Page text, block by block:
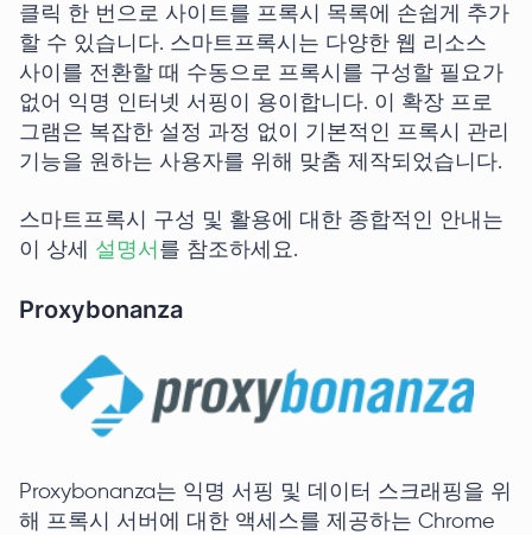
클릭 한 번으로 사이트를 프록시 목록에 손쉽게 추가
할 수 있습니다. 스마트프록시는 다양한 웹 리소스
사이를 전환할 때 수동으로 프록시를 구성할 필요가
없어 익명 인터넷 서핑이 용이합니다. 이 확장 프로
그램은 복잡한 설정 과정 없이 기본적인 프록시 관리
기능을 원하는 사용자를 위해 맞춤 제작되었습니다.
스마트프록시 구성 및 활용에 대한 종합적인 안내는
이 상세 설명서 를 참조하세요.
Proxybonanza
Proxybonanza는 익명 서핑 및 데이터 스크래핑을 위
해 프록시 서버에 대한 액세스를 제공하는 Chrome